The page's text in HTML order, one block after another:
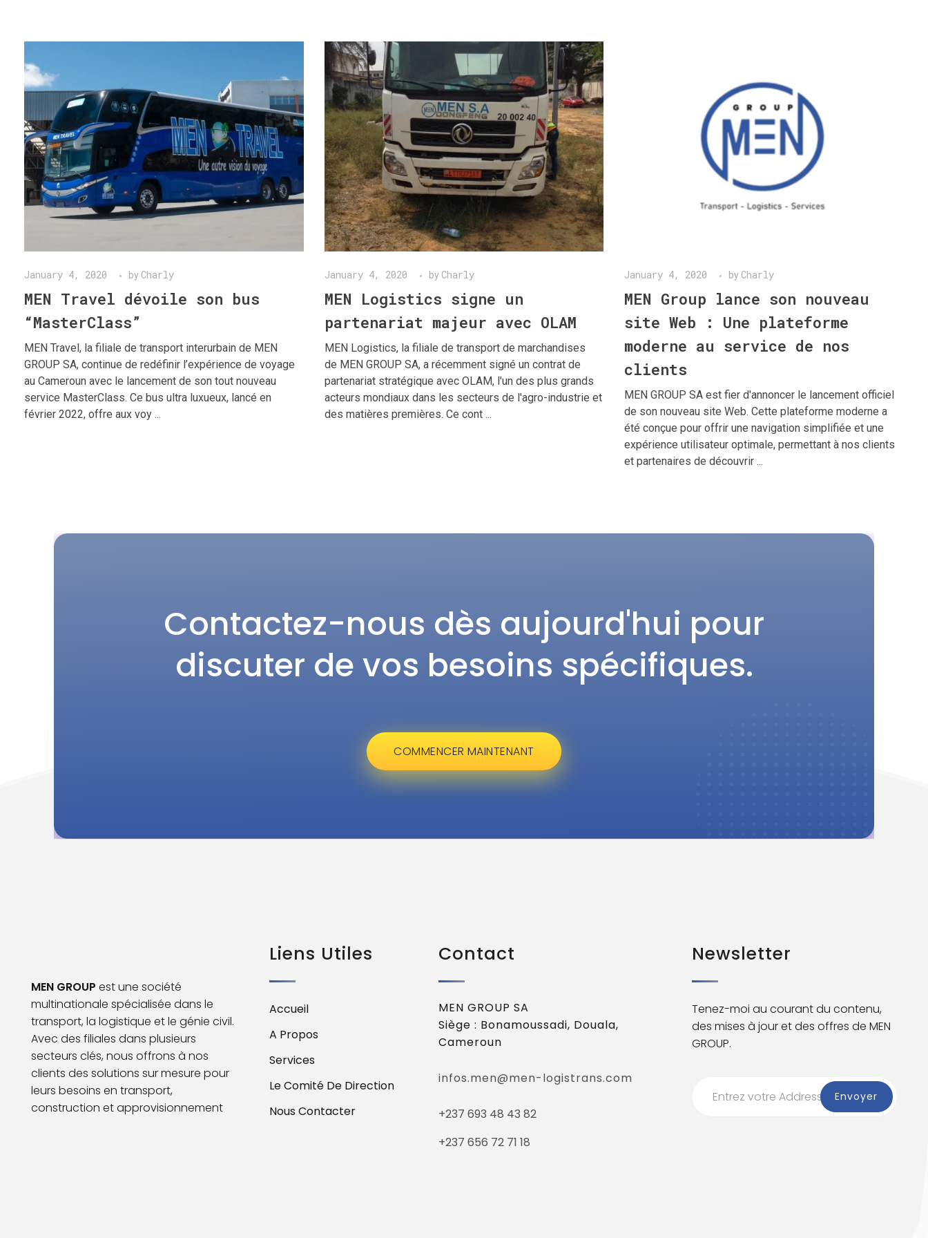
January 4, 2020 by Charly
MEN Travel dévoile son bus
“MasterClass”
MEN Travel, la filiale de transport interurbain de MEN
GROUP SA, continue de redéfinir l’expérience de voyage
au Cameroun avec le lancement de son tout nouveau
service MasterClass. Ce bus ultra luxueux, lancé en
février 2022, offre aux voy ...
January 4, 2020 by Charly
MEN Logistics signe un
partenariat majeur avec OLAM
MEN Logistics, la filiale de transport de marchandises
de MEN GROUP SA, a récemment signé un contrat de
partenariat stratégique avec OLAM, l'un des plus grands
acteurs mondiaux dans les secteurs de l'agro-industrie et
des matières premières. Ce cont ...
January 4, 2020 by Charly
MEN Group lance son nouveau
site Web : Une plateforme
moderne au service de nos
clients
MEN GROUP SA est fier d'annoncer le lancement officiel
de son nouveau site Web. Cette plateforme moderne a
été conçue pour offrir une navigation simplifiée et une
expérience utilisateur optimale, permettant à nos clients
et partenaires de découvrir ...
Contactez-nous dès aujourd'hui pour
discuter de vos besoins spécifiques.
COMMENCER MAINTENANT
MEN GROUP est une société
multinationale spécialisée dans le
transport, la logistique et le génie civil.
Avec des filiales dans plusieurs
secteurs clés, nous offrons à nos
clients des solutions sur mesure pour
leurs besoins en transport,
construction et approvisionnement
Liens Utiles
Accueil
A Propos
Services
Le Comité De Direction
Nous Contacter
Contact
MEN GROUP SA
Siège : Bonamoussadi, Douala,
Cameroun
infos.men@men-logistrans.com
+237 693 48 43 82
+237 656 72 71 18
Newsletter
Tenez-moi au courant du contenu,
des mises à jour et des offres de MEN
GROUP.